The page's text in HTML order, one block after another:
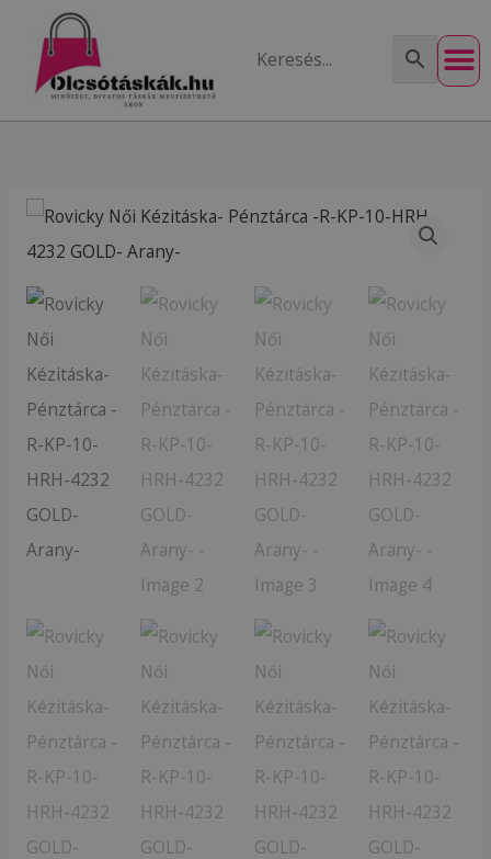
content
Rovicky
Női
Kézitáska-
Pénztárca
mennyiség